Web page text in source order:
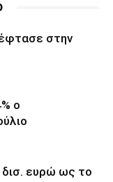
στην
ο
ευρώ ως το